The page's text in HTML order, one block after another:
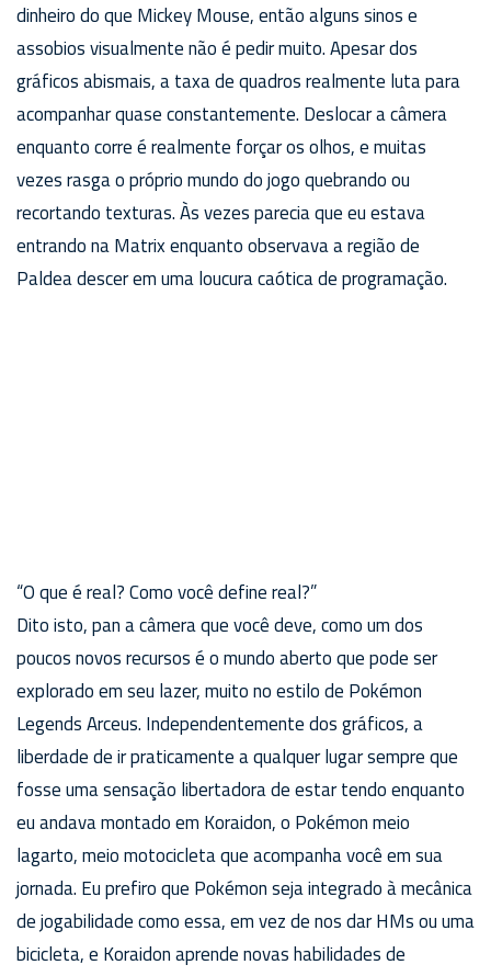
dinheiro do que Mickey Mouse, então alguns sinos e
assobios visualmente não é pedir muito. Apesar dos
gráficos abismais, a taxa de quadros realmente luta para
acompanhar quase constantemente. Deslocar a câmera
enquanto corre é realmente forçar os olhos, e muitas
vezes rasga o próprio mundo do jogo quebrando ou
recortando texturas. Às vezes parecia que eu estava
entrando na Matrix enquanto observava a região de
Paldea descer em uma loucura caótica de programação.
“O que é real? Como você define real?”
Dito isto, pan a câmera que você deve, como um dos
poucos novos recursos é o mundo aberto que pode ser
explorado em seu lazer, muito no estilo de Pokémon
Legends Arceus. Independentemente dos gráficos, a
liberdade de ir praticamente a qualquer lugar sempre que
fosse uma sensação libertadora de estar tendo enquanto
eu andava montado em Koraidon, o Pokémon meio
lagarto, meio motocicleta que acompanha você em sua
jornada. Eu prefiro que Pokémon seja integrado à mecânica
de jogabilidade como essa, em vez de nos dar HMs ou uma
bicicleta, e Koraidon aprende novas habilidades de